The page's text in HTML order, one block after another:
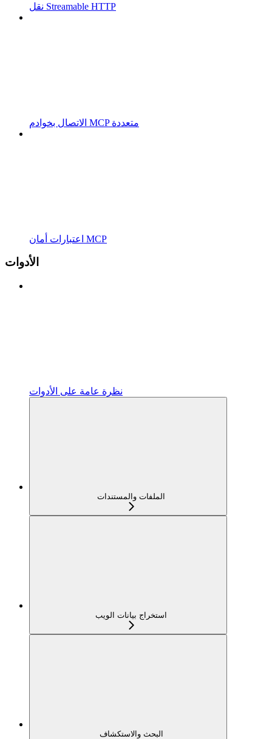
نقل Streamable HTTP
الاتصال بخوادم MCP متعددة
اعتبارات أمان MCP
الأدوات
نظرة عامة على الأدوات
الملفات والمستندات
استخراج بيانات الويب
البحث والاستكشاف